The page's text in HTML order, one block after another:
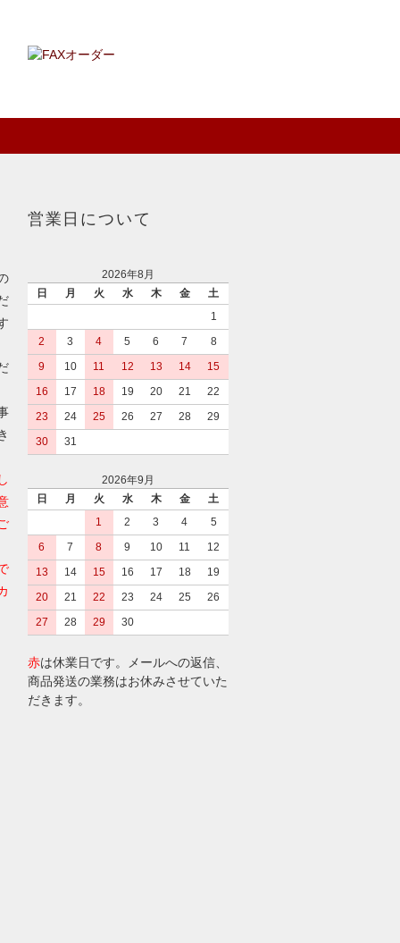
営業日について
2026年8月
日
月 火 水 木 金
土
1
2
3 4 5 6 7
8
9
10 11 12 13 14
15
16
17 18 19 20 21
22
23
24 25 26 27 28
29
30
31
2026年9月
日
月 火 水 木 金
土
1
2 3 4
5
6
7 8 9 10 11
12
13
14 15 16 17 18
19
20
21 22 23 24 25
26
27
28 29 30
赤は休業日です。メールへの返信、
商品発送の業務はお休みさせていた
だきます。